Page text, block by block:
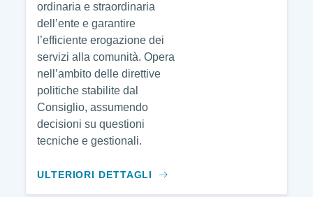
ordinaria e straordinaria
dell’ente e garantire
l’efficiente erogazione dei
servizi alla comunità. Opera
nell’ambito delle direttive
politiche stabilite dal
Consiglio, assumendo
decisioni su questioni
tecniche e gestionali.
ULTERIORI DETTAGLI